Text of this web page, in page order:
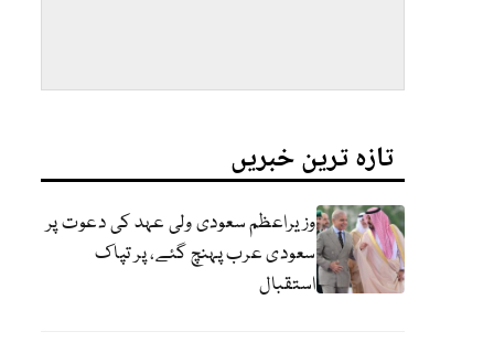
تازہ ترین خبریں
وزیراعظم سعودی ولی عہد کی دعوت پر
سعودی عرب پہنچ گئے، پر تپاک
استقبال